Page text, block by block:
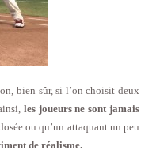
bien sûr, si l’on choisit deux
les joueurs ne sont jamais
ou qu’un attaquant un peu
de réalisme.